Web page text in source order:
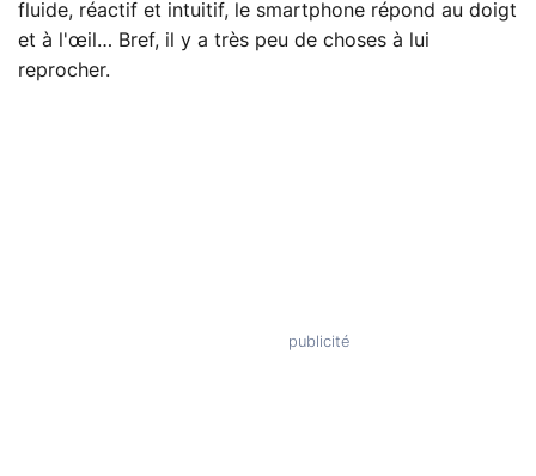
fluide, réactif et intuitif, le smartphone répond au doigt
et à l'œil… Bref, il y a très peu de choses à lui
reprocher.